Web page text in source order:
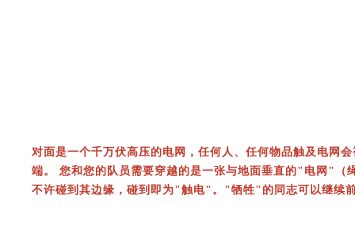
对面是一个千万伏高压的电网，任何人、任何物品触及电网
端。 您和您的队员需要穿越的是一张与地面垂直的"电网"（
不许碰到其边缘，碰到即为"触电"。"牺牲"的同志可以继续